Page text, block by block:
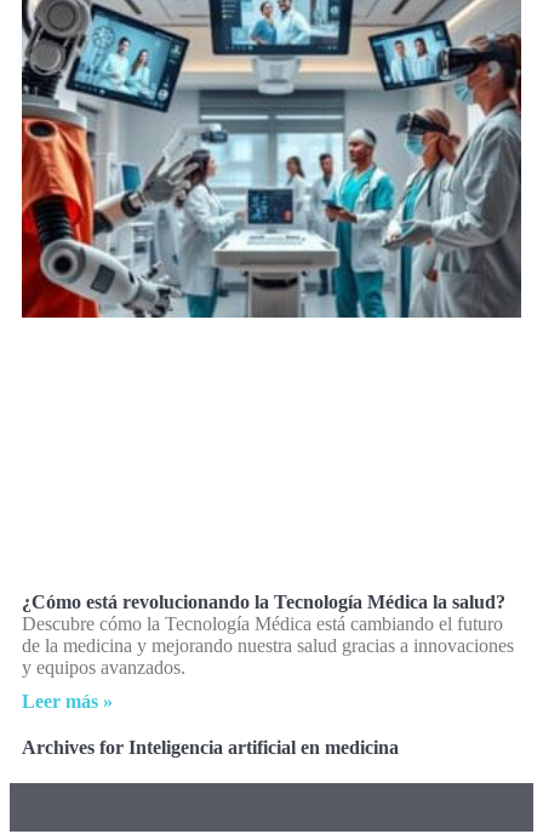
¿Cómo está revolucionando la Tecnología Médica la salud?
Descubre cómo la Tecnología Médica está cambiando el futuro
de la medicina y mejorando nuestra salud gracias a innovaciones
y equipos avanzados.
Leer más »
Archives for Inteligencia artificial en medicina